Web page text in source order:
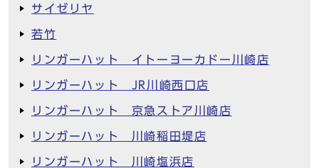
サイゼリヤ
若竹
リンガーハット イトーヨーカドー川崎店
リンガーハット JR川崎西口店
リンガーハット 京急ストア川崎店
リンガーハット 川崎稲田堤店
リンガーハット 川崎塩浜店